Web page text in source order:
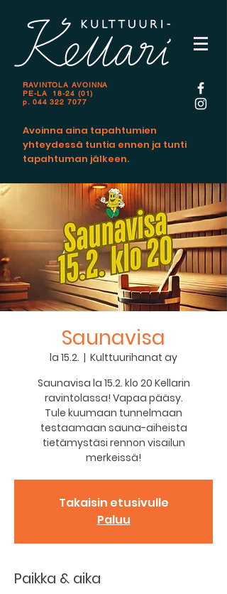
RAVINTOLA AVOINNA
PE-LA 18-24 (01)
p. 044 322 7077
Avoinna aina tapahtumien
yhteydessä tuntia ennen ja tunti
tapahtuman jälkeen.
Saunavisa
la 15.2.
  |
Kulttuurihanat ay
Saunavisa la 15.2. klo 20 Kellarin
ravintolassa! Vapaa pääsy.
Tule kuumaan tunnelmaan
testaamaan sauna-aiheista
tietämystäsi rennon visailun
merkeissä!
Takaisin etusivulle
Paluu
Paikka & aika